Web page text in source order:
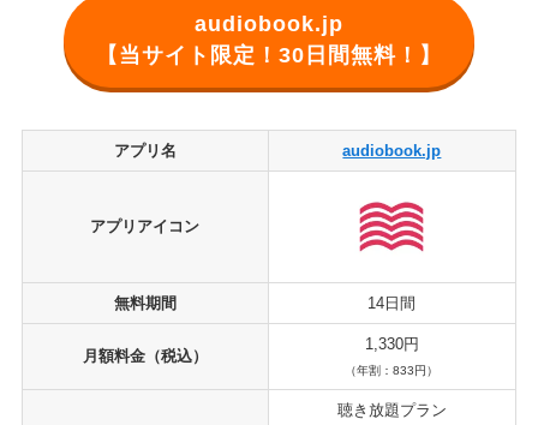
audiobook.jp
【当サイト限定！30日間無料！】
アプリ名 audiobook.jp
アプリアイコン
無料期間 14日間
月額料金（税込）
1,330円
（年割：833円）
聴き放題プラン